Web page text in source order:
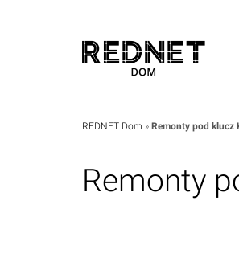
REDNET Dom » Remonty pod klucz
Remonty